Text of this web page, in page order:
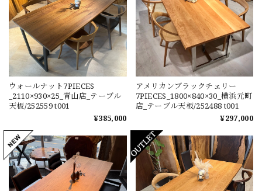
ウォールナット7PIECES
_2110×930×25_青山店_テーブル
天板/252559 t001
¥385,000
アメリカンブラックチェリー
7PIECES_1800×840×30_横浜元町
店_テーブル天板/252488 t001
¥297,000